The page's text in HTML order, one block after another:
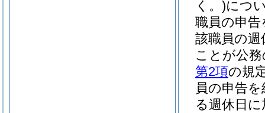
く。)につ
職員の申
該職員の
ことが公
第2項の規
員の申告
る週休日